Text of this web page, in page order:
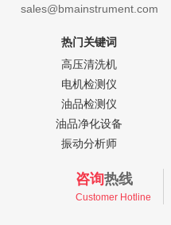
sales@bmainstrument.com
热门关键词
高压清洗机
电机检测仪
油品检测仪
油品净化设备
振动分析师
咨询热线
Customer Hotline